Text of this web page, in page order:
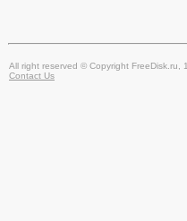
All right reserved © Copyright FreeDisk.ru,
Contact Us